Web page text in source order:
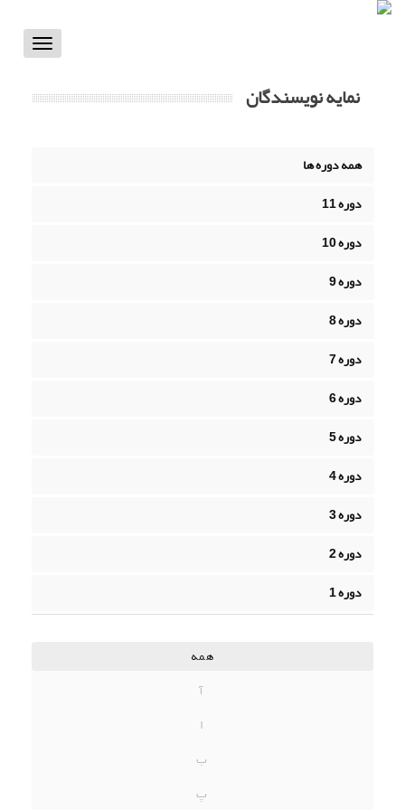
Toggle
نمایه نویسندگان
همه دوره ها
دوره 11
دوره 10
دوره 9
دوره 8
دوره 7
دوره 6
دوره 5
دوره 4
دوره 3
دوره 2
دوره 1
همه
آ
ا
ب
پ